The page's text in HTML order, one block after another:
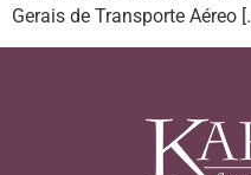
Gerais de Transporte Aéreo